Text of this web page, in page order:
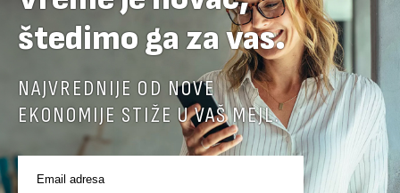
POVEZANI SADRŽAJI
štedimo ga za vas.
NAJVREDNIJE OD NOVE
EKONOMIJE STIŽE U VAŠ MEJL.